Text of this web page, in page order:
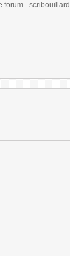
forum - scribouillard